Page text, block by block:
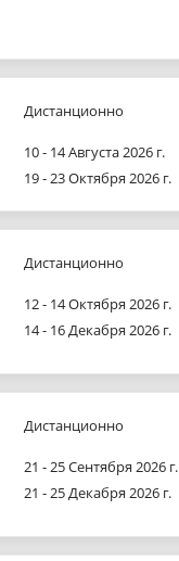
Дистанционно
10 - 14 Августа 2026 г.
19 - 23 Октября 2026 г.
Дистанционно
12 - 14 Октября 2026 г.
14 - 16 Декабря 2026 г.
Дистанционно
21 - 25 Сентября 2026 г.
21 - 25 Декабря 2026 г.